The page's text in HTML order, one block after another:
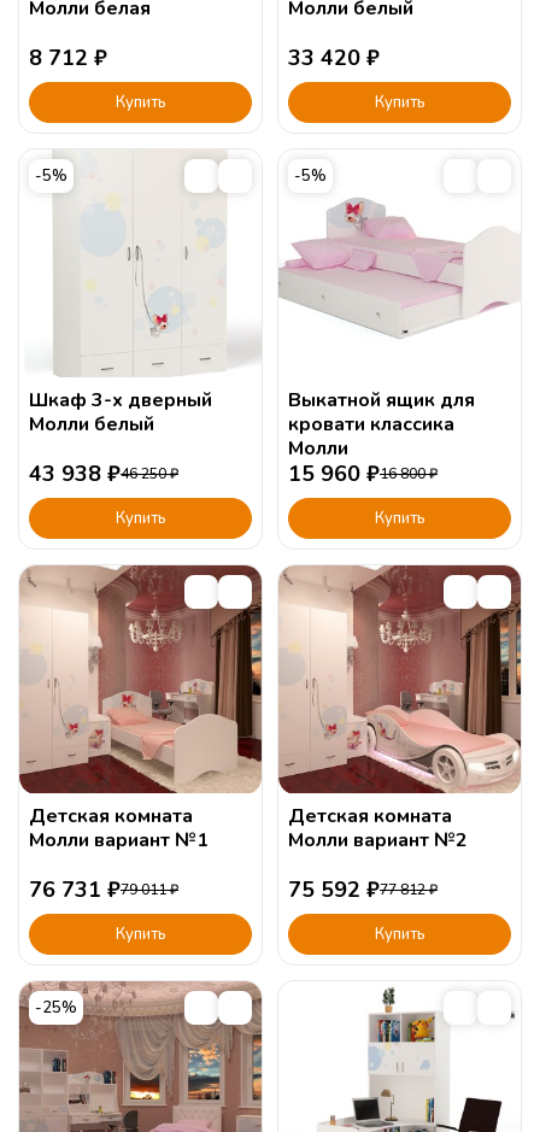
Молли белая
8 712 ₽
Купить
Молли белый
33 420 ₽
Купить
-5%
Шкаф 3-х дверный
Молли белый
43 938 ₽46 250₽
Купить
-5%
Выкатной ящик для
кровати классика
Молли
15 960 ₽16 800₽
Купить
Детская комната
Молли вариант №1
76 731 ₽79 011₽
Купить
Детская комната
Молли вариант №2
75 592 ₽77 812₽
Купить
-25%